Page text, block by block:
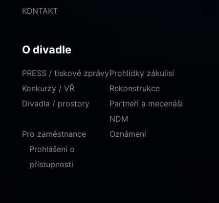
KONTAKT
O divadle
PRESS / tiskové zprávy
Konkurzy / VŘ
Divadla / prostory
Prohlídky zákulisí
Rekonstrukce
Partneři a mecenáši
NDM
Pro zaměstnance
Oznámení
Prohlášení o
přístupnosti